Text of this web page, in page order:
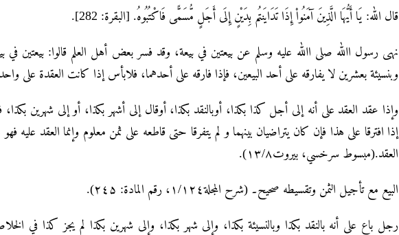
قال اللہ: يَا أَيُّهَا الَّذِينَ آمَنُواْ إِذَا تَدَايَنتُم بِدَيْنٍ إِلَى أَجَلٍ مُّسَمًّى فَاكْتُبُوهُ. [البقرة: 282].
نهی رسول اﷲ صلی اﷲ علیه وسلم عن بیعتین في بیعة، وقد فسر بعض أهل العلم قالوا: بیعتین في
وبنسیئة بعشرین لا یفارقه علی أحد البیعین، فإذا فارقه علی أحدهما، فلابأس إذا کانت العقدة علی واحد
وإذا عقد العقد علی أنه إلی أجل کذا بکذا، أوبالنقد بکذا، أوقال إلی أشهر بکذا، أو إلی شهرین
إذا افترقا علی هذا فإن کان یتراضیان بینهما و لم یتفرقا حتی قاطعه علی ثمن معلوم وإنما العقد علیه
العقد.(مبسوط سرخسي، بیروت۱۳/۸).
البیع مع تأجیل الثمن وتقسیطه صحیح۔ (شرح المجلة۱/۱۲٤، رقم المادة: ۲٤۵).
رجل باع علی أنه بالنقد بکذا وبالنسیئة بکذا، وإلی شهر بکذا، وإلی شهرین بکذا لم یجز کذا في